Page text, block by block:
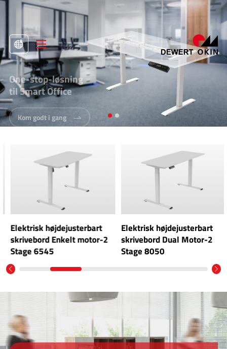
One-stop-løsning
til Smart Office
Kom godt i gang
Elektrisk højdejusterbart
skrivebord Enkelt motor-2
Stage 6545
Elektrisk højdejusterbart
skrivebord Dual Motor-2
Stage 8050